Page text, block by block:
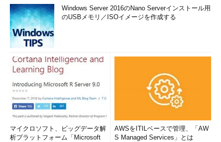
Windows Server 2016のNano Serverインストール用
のUSBメモリ／ISOイメージを作成する
マイクロソフト、ビッグデータ解
析プラットフォーム「Microsoft
AWSをITILベースで管理、「AW
S Managed Services」とは